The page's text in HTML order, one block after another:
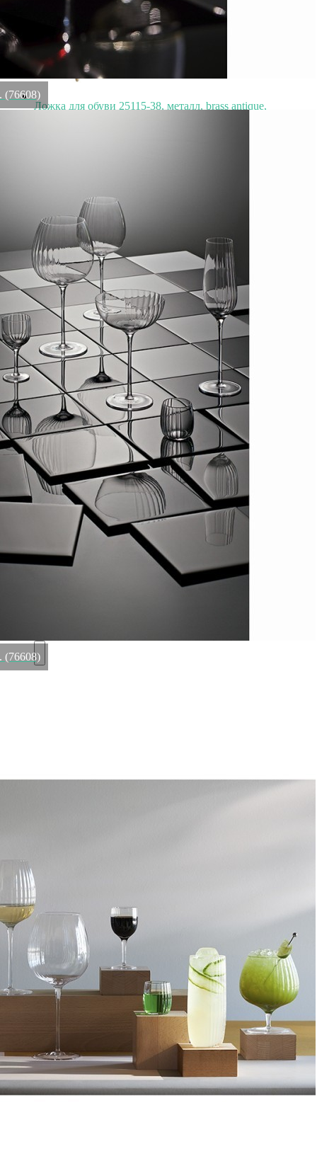
(76608)
(76608)
Ложка для обуви 25115-38, металл, brass antique,
Емкость с крышкой Ksa/5487, стекло, металл, clear,
ROOMERS TABLEWARE
Быстрый просмотр
8 900₽
Стакан 18708, стекло, clear, TOYO SASAKI GLASS
Быстрый просмотр
8 900
₽
Быстрый просмотр
Нож столовый BA.03, нержавеющая сталь 18/10, chrom,
CUTIPOL
Быстрый просмотр
8 900
₽
Тарелка LKER034AV003260, 26 см, фарфор, beige, LE
COQ